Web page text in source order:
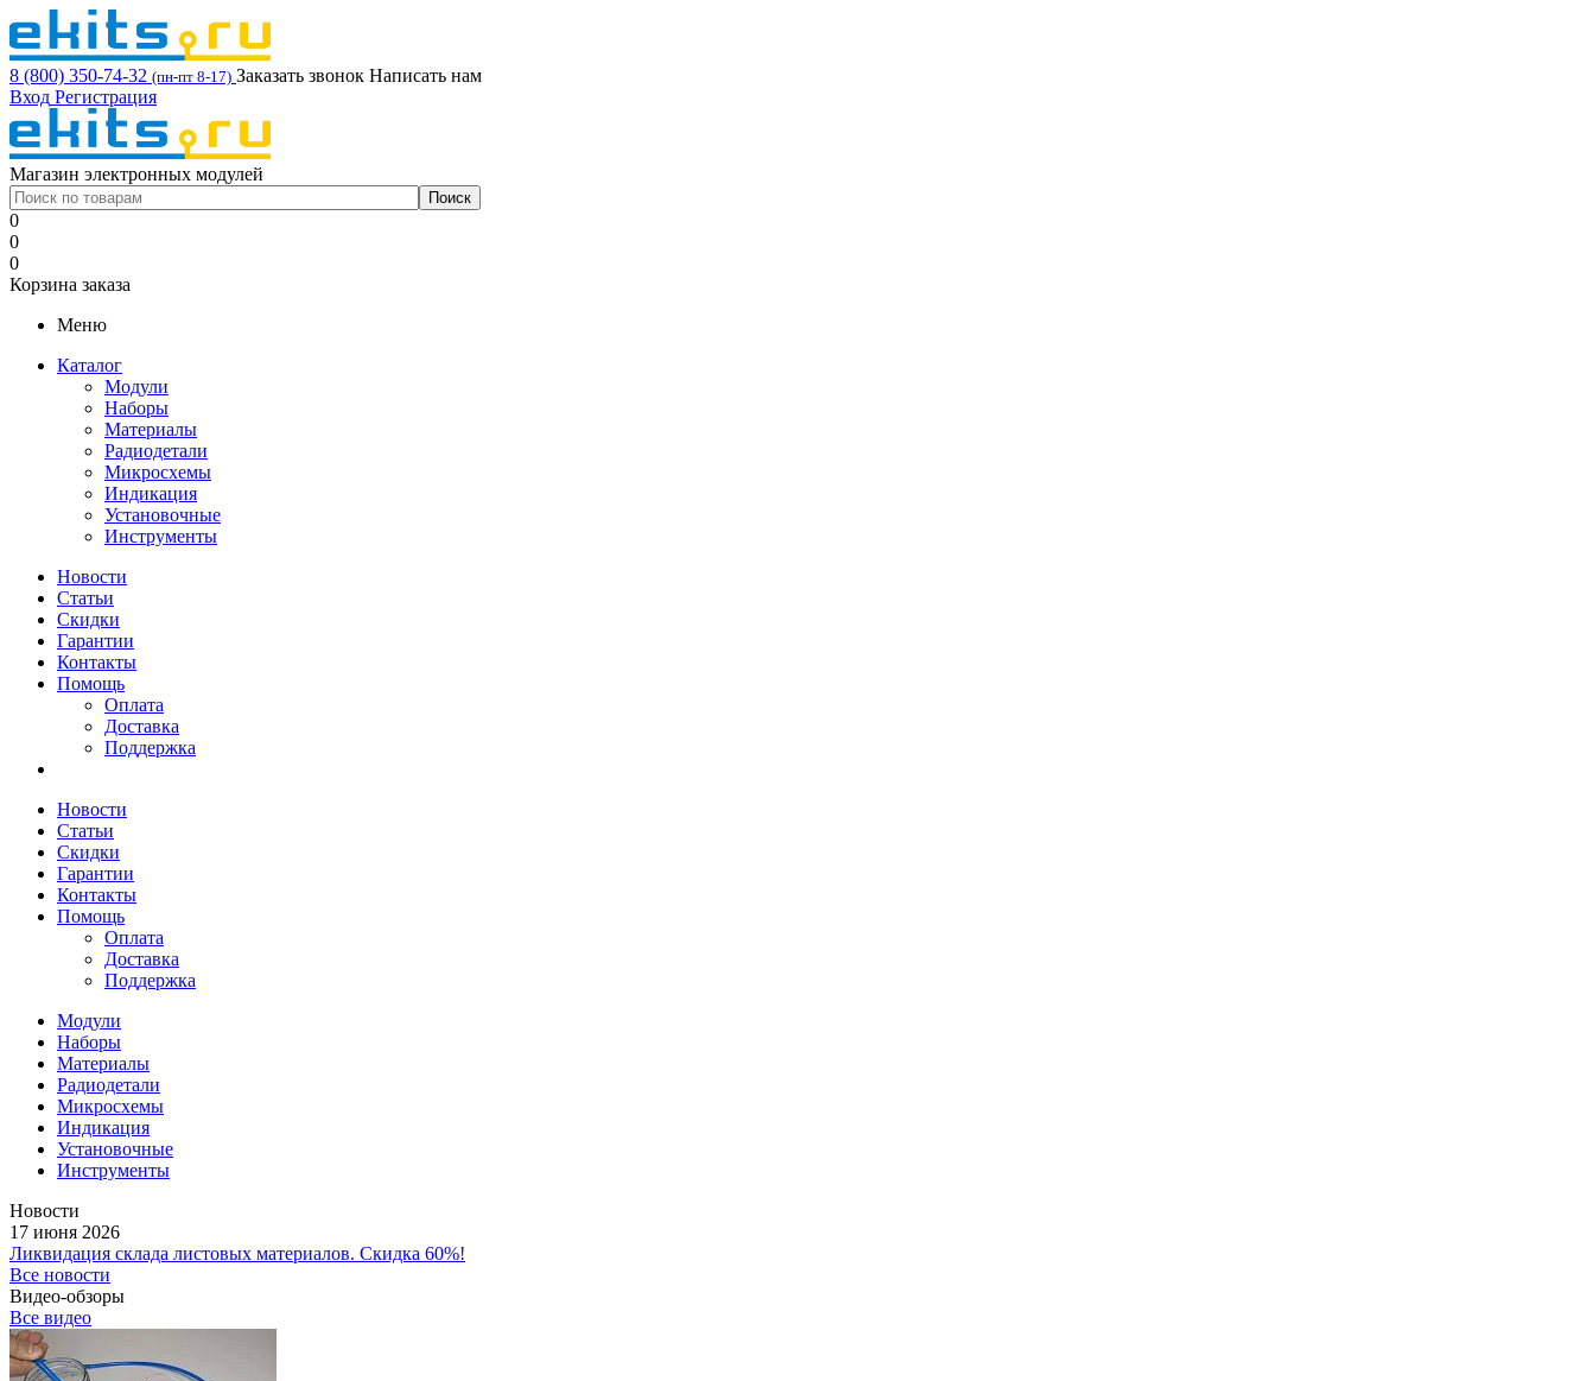
8 (800) 350-74-32 (пн-пт 8-17) Заказать звонок Написать нам
Вход Регистрация
Магазин электронных модулей
0
0
0
Корзина заказа
Меню
Каталог
Модули
Наборы
Материалы
Радиодетали
Микросхемы
Индикация
Установочные
Инструменты
Новости
Статьи
Скидки
Гарантии
Контакты
Помощь
Оплата
Доставка
Поддержка
Новости
Статьи
Скидки
Гарантии
Контакты
Помощь
Оплата
Доставка
Поддержка
Модули
Наборы
Материалы
Радиодетали
Микросхемы
Индикация
Установочные
Инструменты
Новости
17 июня 2026
Ликвидация склада листовых материалов. Скидка 60%!
Все новости
Видео-обзоры
Все видео